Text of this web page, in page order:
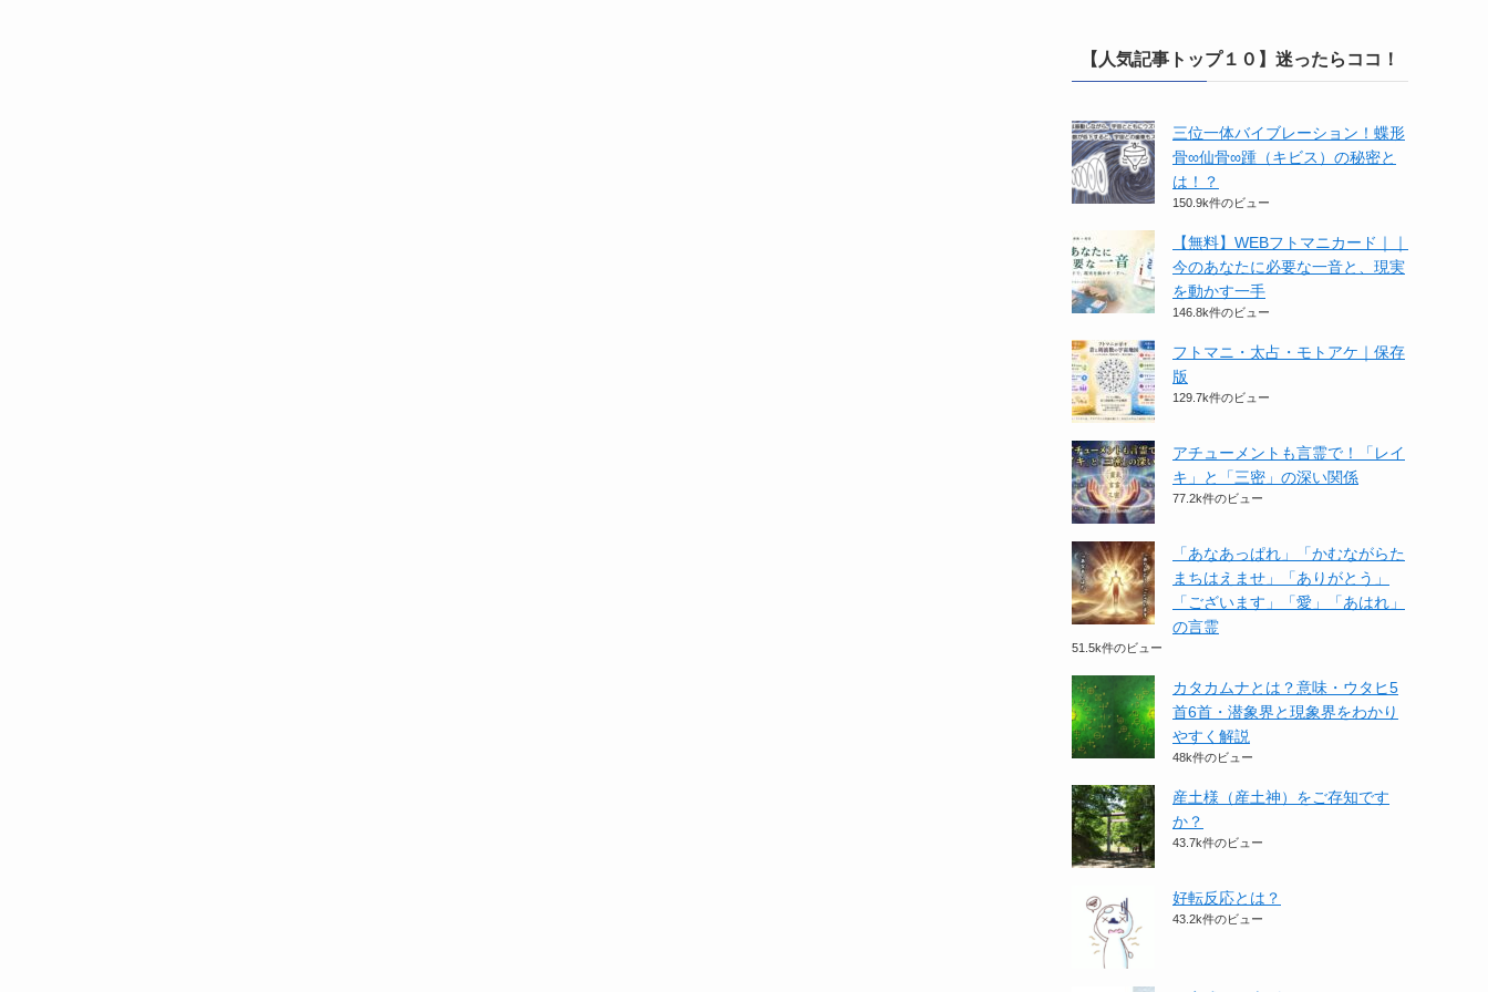
【人気記事トップ１０】迷ったらココ！
三位一体バイブレーション！蝶形
骨∞仙骨∞踵（キビス）の秘密と
は！？
150.9k件のビュー
【無料】WEBフトマニカード｜｜
今のあなたに必要な一音と、現実
を動かす一手
146.8k件のビュー
フトマニ・太占・モトアケ｜保存
版
129.7k件のビュー
アチューメントも言霊で！「レイ
キ」と「三密」の深い関係
77.2k件のビュー
「あなあっぱれ」「かむながらた
まちはえませ」「ありがとう」
「ございます」「愛」「あはれ」
の言霊
51.5k件のビュー
カタカムナとは？意味・ウタヒ5
首6首・潜象界と現象界をわかり
やすく解説
48k件のビュー
産土様（産土神）をご存知です
か？
43.7k件のビュー
好転反応とは？
43.2k件のビュー